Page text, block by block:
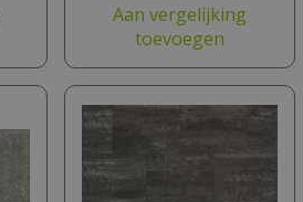
Aan vergelijking
toevoegen